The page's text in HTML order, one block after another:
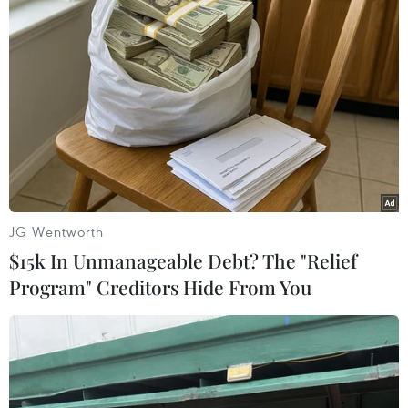
Ngày hội Văn hóa dân tộc Mông lần
thứ 4 sẽ diễn ra tại Điện Biên vào
07/08/2026 09:10
Bản Lồng - nơi văn hóa Mông hòa
nhịp cùng du lịch cộng đồng giữa
cổng trời Pha Đin
Miss Galaxy Vietnam 2026: Sân chơi
nhan sắc khác biệt với dấu ấn công
nghệ
07/08/2026 07:40
JG Wentworth
$15k In Unmanageable Debt? The "Relief
Program" Creditors Hide From You